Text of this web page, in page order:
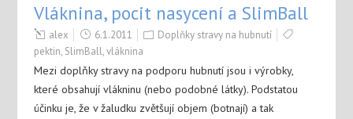
Vláknina, pocit nasycení a SlimBall
alex 6.1.2011
Doplňky stravy na hubnutí
pektin, SlimBall,vláknina
Mezi doplňky stravy na podporu hubnutí jsou i výrobky,
které obsahují vlákninu (nebo podobné látky). Podstatou
účinku je, že v žaludku zvětšují objem (botnají) a tak